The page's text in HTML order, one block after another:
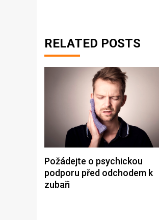
RELATED POSTS
Požádejte o psychickou
podporu před odchodem k
zubaři